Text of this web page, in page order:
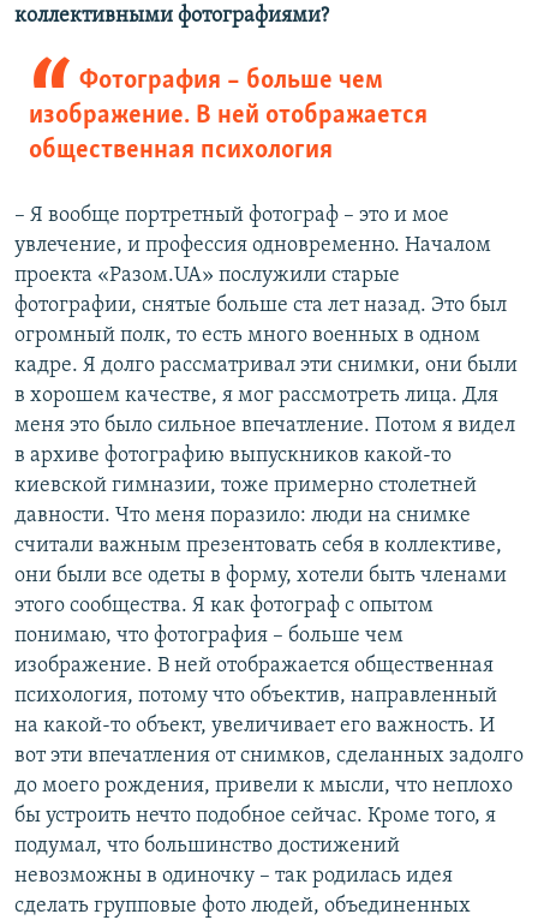
коллективными фотографиями?
Фотография – больше чем
изображение. В ней отображается
общественная психология
– Я вообще портретный фотограф – это и мое
увлечение, и профессия одновременно. Началом
проекта «Разом.UA» послужили старые
фотографии, снятые больше ста лет назад. Это был
огромный полк, то есть много военных в одном
кадре. Я долго рассматривал эти снимки, они были
в хорошем качестве, я мог рассмотреть лица. Для
меня это было сильное впечатление. Потом я видел
в архиве фотографию выпускников какой-то
киевской гимназии, тоже примерно столетней
давности. Что меня поразило: люди на снимке
считали важным презентовать себя в коллективе,
они были все одеты в форму, хотели быть членами
этого сообщества. Я как фотограф с опытом
понимаю, что фотография – больше чем
изображение. В ней отображается общественная
психология, потому что объектив, направленный
на какой-то объект, увеличивает его важность. И
вот эти впечатления от снимков, сделанных задолго
до моего рождения, привели к мысли, что неплохо
бы устроить нечто подобное сейчас. Кроме того, я
подумал, что большинство достижений
невозможны в одиночку – так родилась идея
сделать групповые фото людей, объединенных